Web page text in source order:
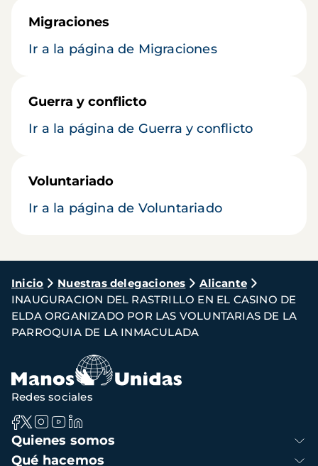
Migraciones
Ir a la página de Migraciones
Guerra y conflicto
Ir a la página de Guerra y conflicto
Voluntariado
Ir a la página de Voluntariado
Ruta
de
navegación
Inicio Nuestras delegaciones
Alicante
INAUGURACION DEL RASTRILLO EN EL CASINO DE
ELDA ORGANIZADO POR LAS VOLUNTARIAS DE LA
PARROQUIA DE LA INMACULADA
Navegación
principal
Quienes somos
Qué hacemos
Redes sociales